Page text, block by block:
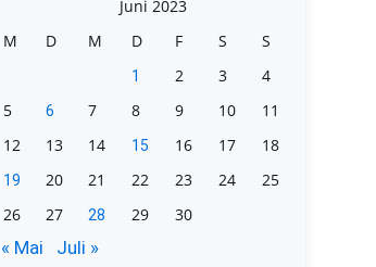
Juni 2023
M
D M D F S S
1 2 3
4
5
6 7 8 9 10
11
12
13 14 15 16 17 18
19 20 21 22 23 24
25
26
27 28 29 30
« Mai Juli »